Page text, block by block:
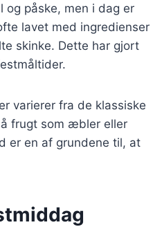
og påske, men i dag er
lavet med ingredienser
skinke. Dette har gjort
varierer fra de klassiske
frugt som æbler eller
er en af grundene til, at